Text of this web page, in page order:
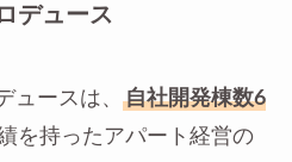
デュース
ュースは、
自社開発棟数6
を持ったアパート経営の